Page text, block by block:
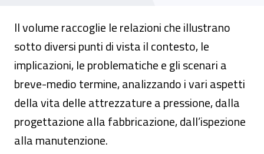
Il volume raccoglie le relazioni che illustrano
sotto diversi punti di vista il contesto, le
implicazioni, le problematiche e gli scenari a
breve-medio termine, analizzando i vari aspetti
della vita delle attrezzature a pressione, dalla
progettazione alla fabbricazione, dall’ispezione
alla manutenzione.